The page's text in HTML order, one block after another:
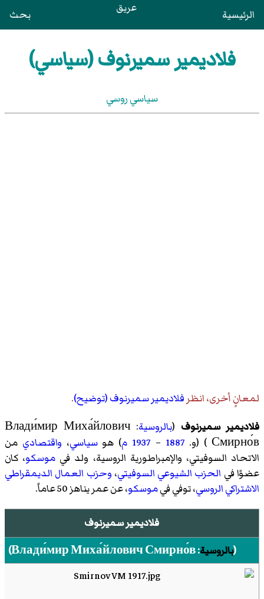
الرئيسية عريق بحث
فلاديمير سميرنوف (سياسي)
سياسي روسي
لمعانٍ أخرى، انظر فلاديمير سميرنوف (توضيح).
فلاديمير سميرنوف (بالروسية:
Влади́мир Миха́йлович
Смирно́в )‏ (و. 1887
–
1937 م) هوسياسي، واقتصادي من
الاتحاد السوفيتي، والإمبراطورية الروسية، ولد في موسكو، كان
عضوًا في الحزب الشيوعي السوفيتي، وحزب العمال الديمقراطي
الاشتراكي الروسي، توفي فيموسكو، عن عمر يناهز 50 عاماً.
فلاديمير سميرنوف
(بالروسية:
Влади́мир Миха́йлович Смирно́в
)‏